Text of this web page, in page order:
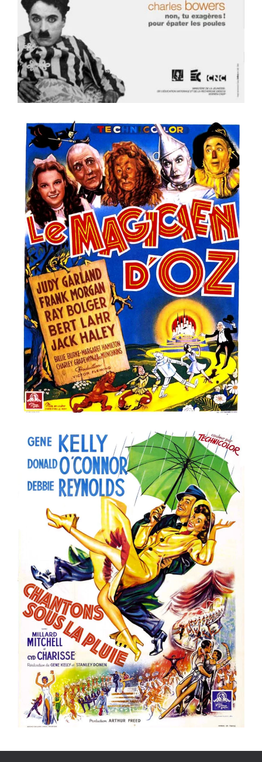
Voir la fiche film
er
ème
Voir la fiche film
ème ème ème
er
ème
Voir la fiche film